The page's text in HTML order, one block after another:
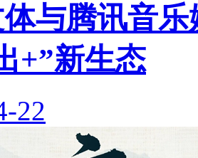
与腾讯音
+”新生态
22